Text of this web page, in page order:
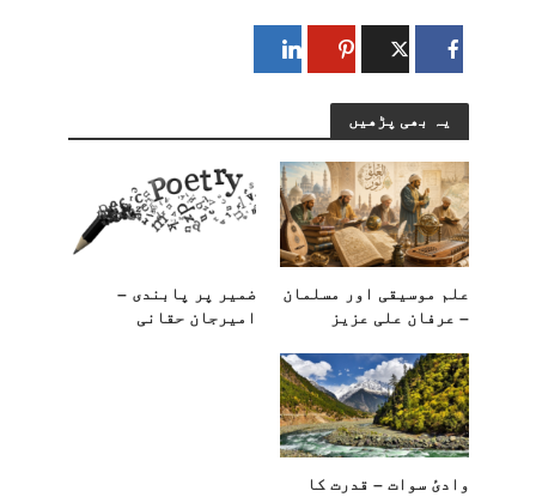
یہ بھی پڑھیں
علم موسیقی اور مسلمان
– عرفان علی عزیز
ضمیر پر پابندی –
امیرجان حقانی
وادیٔ سوات – قدرت کا